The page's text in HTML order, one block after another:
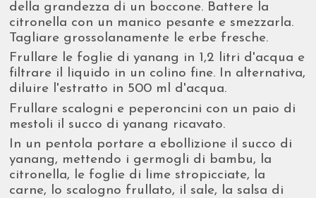
della grandezza di un boccone. Battere la
citronella con un manico pesante e smezzarla.
Tagliare grossolanamente le erbe fresche.
Frullare le foglie di yanang in 1,2 litri d'acqua e
filtrare il liquido in un colino fine. In alternativa,
diluire l'estratto in 500 ml d'acqua.
Frullare scalogni e peperoncini con un paio di
mestoli il succo di yanang ricavato.
In un pentola portare a ebollizione il succo di
yanang, mettendo i germogli di bambu, la
citronella, le foglie di lime stropicciate, la
carne, lo scalogno frullato, il sale, la salsa di